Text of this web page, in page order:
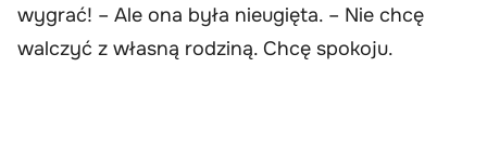
wygrać! – Ale ona była nieugięta. – Nie chcę
walczyć z własną rodziną. Chcę spokoju.